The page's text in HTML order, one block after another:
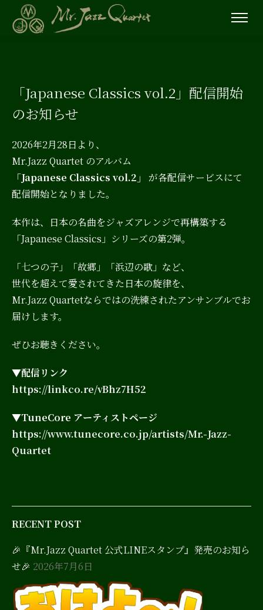
「Japanese Classics vol.2」配信開始
のお知らせ
2026年2月28日より、
Mr.Jazz Quartet のアルバム
「Japanese Classics vol.2」
が各配信サービスにて
配信開始となりました。
本作は、日本の名曲をジャズアレンジで再構築する
「Japanese Classics」シリーズの第2弾。
「七つの子」「故郷」「浜辺の歌」など、
世代を超えて愛されてきた日本の旋律を、
Mr.Jazz Quartetならではの洗練されたアンサンブルでお
届けします。
ぜひお聴きください。
▼配信リンク
https://linkco.re/vBhz7H52
▼TuneCore アーティストページ
https://www.tunecore.co.jp/artists/Mr.-Jazz-
Quartet
RECENT POST
🎉『Mr.Jazz Quartet 公式LINEスタンプ』発売のお知ら
せ🎉 2026年7月6日